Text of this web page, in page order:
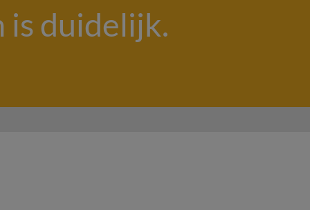
is duidelijk.